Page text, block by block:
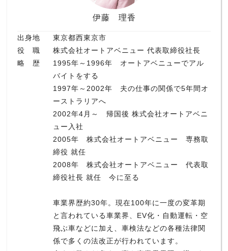
伊藤 理香
出身地
東京都西東京市
役 職
株式会社オートアベニュー 代表取締役社長
略 歴
1995年～1996年 オートアベニューでアル
バイトをする
1997年～2002年 夫の仕事の関係で5年間オ
ーストラリアへ
2002年4月～ 帰国後 株式会社オートアベニ
ュー入社
2005年 株式会社オートアベニュー 専務取
締役 就任
2008年 株式会社オートアベニュー 代表取
締役社長 就任 今に至る
車業界歴約30年。現在100年に一度の変革期
と言われている車業界、EV化・自動運転・空
飛ぶ車などに加え、車検法などの各種法律関
係で多くの法改正が行われています。